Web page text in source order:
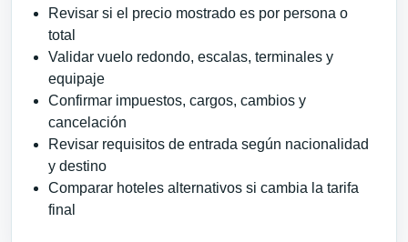
Revisar si el precio mostrado es por persona o
total
Validar vuelo redondo, escalas, terminales y
equipaje
Confirmar impuestos, cargos, cambios y
cancelación
Revisar requisitos de entrada según nacionalidad
y destino
Comparar hoteles alternativos si cambia la tarifa
final